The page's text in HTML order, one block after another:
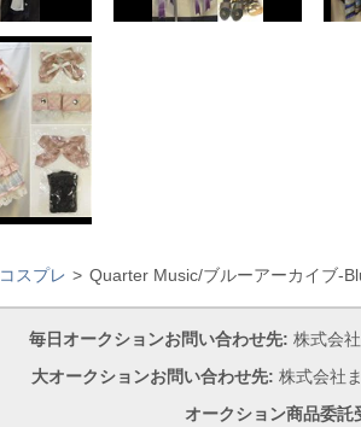
コスプレ Quarter Music/ブルーアーカイブ-
毎日オークションお問い合わせ先: 株式会
大オークションお問い合わせ先: 株式会社
オークション商品委託